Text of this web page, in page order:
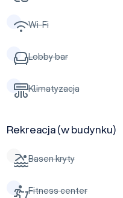
Wi-Fi
Lobby bar
Klimatyzacja
Rekreacja (w budynku)
Basen kryty
Fitness center